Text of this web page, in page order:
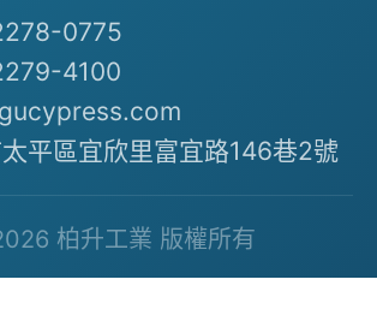
0775
4100
平區宜欣里富宜路146巷2號
柏升工業 版權所有